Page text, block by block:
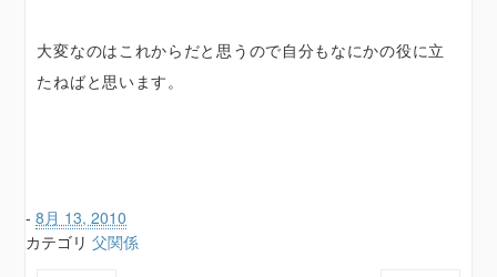
大変なのはこれからだと思うので自分もなにかの役に立
たねばと思います。
-8月 13, 2010
カテゴリ父関係